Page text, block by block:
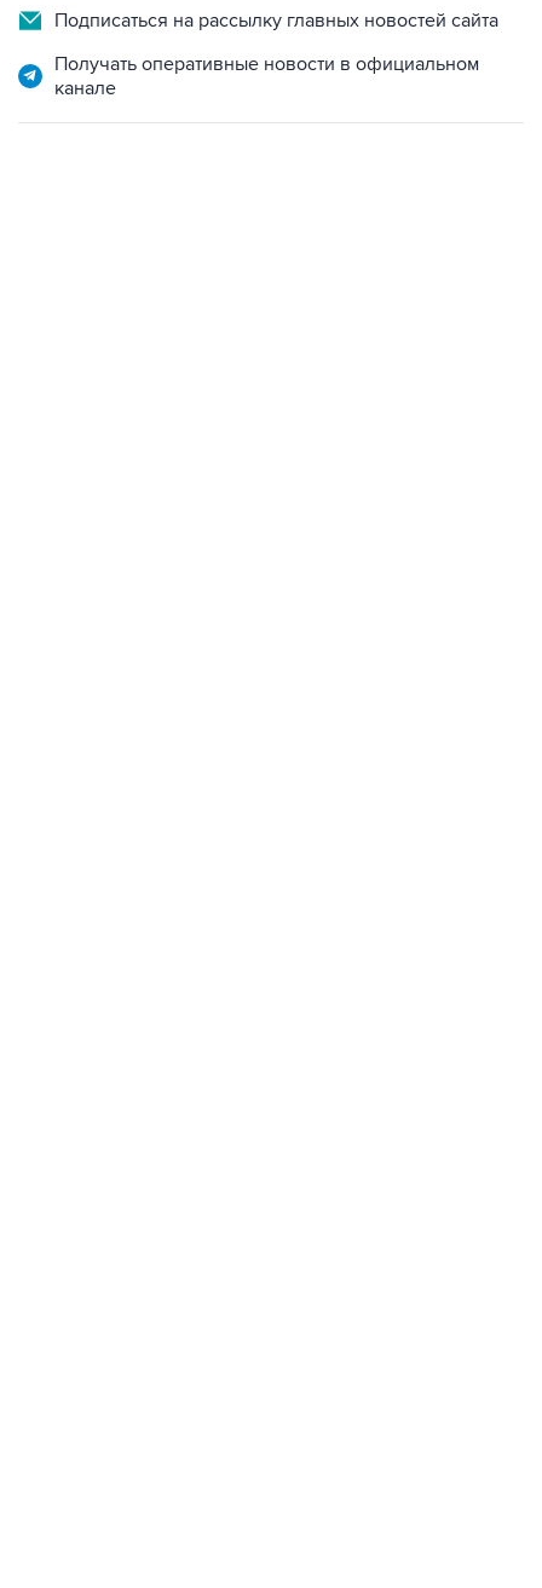
Подписаться на рассылку главных новостей сайта
Получать оперативные новости в официальном
канале